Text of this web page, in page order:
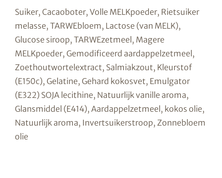
Suiker, Cacaoboter, Volle MELKpoeder, Rietsuiker
melasse, TARWEbloem, Lactose (van MELK),
Glucose siroop, TARWEzetmeel, Magere
MELKpoeder, Gemodificeerd aardappelzetmeel,
Zoethoutwortelextract, Salmiakzout, Kleurstof
(E150c), Gelatine, Gehard kokosvet, Emulgator
(E322) SOJA lecithine, Natuurlijk vanille aroma,
Glansmiddel (E414), Aardappelzetmeel, kokos olie,
Natuurlijk aroma, Invertsuikerstroop, Zonnebloem
olie